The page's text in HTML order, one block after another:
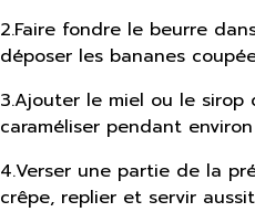
2.Faire fondre le beurre
déposer les bananes
3.Ajouter le miel ou le sirop
caraméliser pendant
4.Verser une partie de la
crêpe, replier et servir